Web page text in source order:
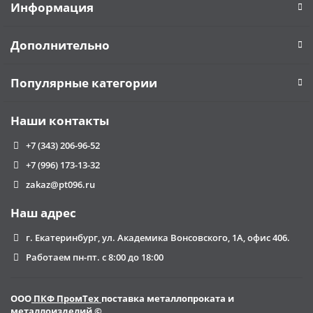
Диаметр определяет возможность выполнить крепеж при
процессе монтажа окон или дверей, спортивного
Длина
Важно отметить, что даже довольно толстый, но короткий
анкер может быть вырван вместе с основанием. Это
особенно часто бывает при увеличении нагрузок, если
длина будет недостаточной. В большинстве случаев более
толстый крепеж имеет и большую длину.
Информация
Дополнительно
Популярные категории
Наши контакты
+7 (343) 206-96-52
+7 (996) 173-13-32
zakaz@pt096.ru
Наш адрес
г. Екатеринбург, ул. Академика Вонсовского, 1А, офис 406.
Работаем пн-пт. с 8:00 до 18:00
ООО ПКФ ПромТех поставка металлопроката и